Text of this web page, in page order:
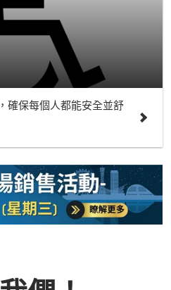
確保每個人都能安全並舒